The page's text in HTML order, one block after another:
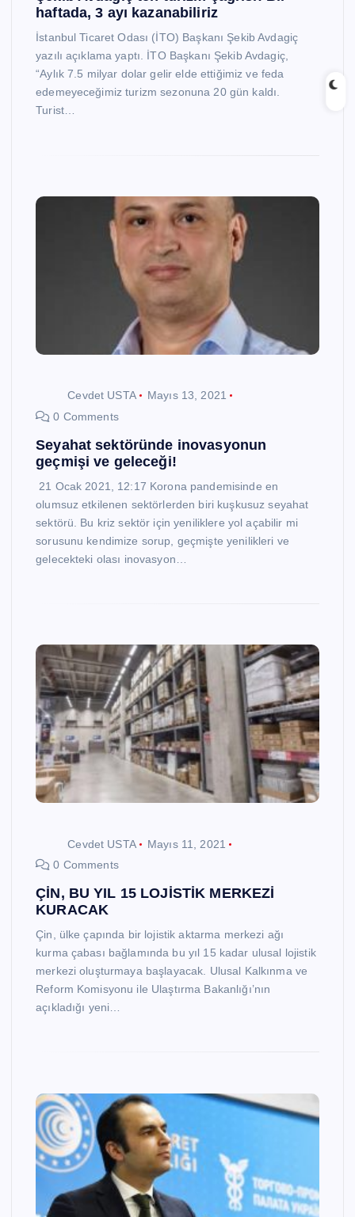
haftada, 3 ayı kazanabiliriz
İstanbul Ticaret Odası (İTO) Başkanı Şekib Avdagiç
yazılı açıklama yaptı. İTO Başkanı Şekib Avdagiç,
“Aylık 7.5 milyar dolar gelir elde ettiğimiz ve feda
edemeyeceğimiz turizm sezonuna 20 gün kaldı.
Turist…
Cevdet USTA
Mayıs 13, 2021
0 Comments
Seyahat sektöründe inovasyonun
geçmişi ve geleceği!
21 Ocak 2021, 12:17 Korona pandemisinde en
olumsuz etkilenen sektörlerden biri kuşkusuz seyahat
sektörü. Bu kriz sektör için yeniliklere yol açabilir mi
sorusunu kendimize sorup, geçmişte yenilikleri ve
gelecekteki olası inovasyon…
Cevdet USTA
Mayıs 11, 2021
0 Comments
ÇİN, BU YIL 15 LOJİSTİK MERKEZİ
KURACAK
Çin, ülke çapında bir lojistik aktarma merkezi ağı
kurma çabası bağlamında bu yıl 15 kadar ulusal lojistik
merkezi oluşturmaya başlayacak. Ulusal Kalkınma ve
Reform Komisyonu ile Ulaştırma Bakanlığı’nın
açıkladığı yeni…